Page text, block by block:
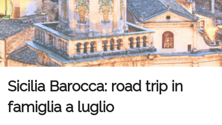
Sicilia Barocca: road trip in
famiglia a luglio